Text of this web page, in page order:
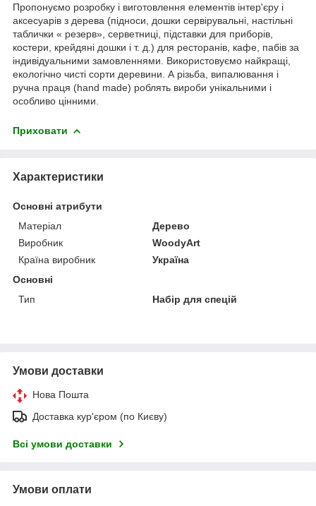
Пропонуємо розробку і виготовлення елементів інтер'єру і
аксесуарів з дерева (підноси, дошки сервірувальні, настільні
таблички « резерв», серветниці, підставки для приборів,
костери, крейдяні дошки і т. д.) для ресторанів, кафе, пабів за
індивідуальними замовленнями. Використовуємо найкращі,
екологічно чисті сорти деревини. А різьба, випалювання і
ручна праця (hand made) роблять вироби унікальними і
особливо цінними.
Приховати
Характеристики
Основні атрибути
Матеріал
Дерево
Виробник
WoodyArt
Країна виробник
Україна
Основні
Тип
Набір для спецій
Умови доставки
Нова Пошта
Доставка кур'єром (по Києву)
Всі умови доставки
Умови оплати